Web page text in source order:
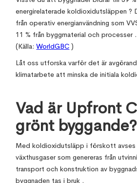
energirelaterade koldioxidutsläppen ?
från operativ energianvändning som
11 % från byggmaterial och processer .
(Källa:WorldGBC )
Låt oss utforska varför det är
klimatarbete att minska de initiala
Vad är Upfront
grönt byggande?
Med koldioxidutsläpp i förskott avses
växthusgaser som genereras från
transport och konstruktion av
byggnaden tas i bruk .